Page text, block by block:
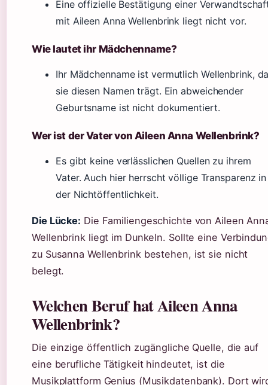
Eine offizielle Bestätigung einer
mit Aileen Anna Wellenbrink liegt nicht vor.
Wie lautet ihr Mädchenname?
Ihr Mädchenname ist vermutlich Wellenbrink,
sie diesen Namen trägt. Ein abweichender
Geburtsname ist nicht dokumentiert.
Wer ist der Vater von Aileen Anna Wellenbrink?
Es gibt keine verlässlichen Quellen zu ihrem
Vater. Auch hier herrscht völlige Transparenz in
der Nichtöffentlichkeit.
Die Lücke: Die Familiengeschichte von Aileen
Wellenbrink liegt im Dunkeln. Sollte eine
zu Susanna Wellenbrink bestehen, ist sie nicht
belegt.
Welchen Beruf hat Aileen Anna
Wellenbrink?
Die einzige öffentlich zugängliche Quelle, die auf
eine berufliche Tätigkeit hindeutet, ist die
Musikplattform Genius (Musikdatenbank). Dort